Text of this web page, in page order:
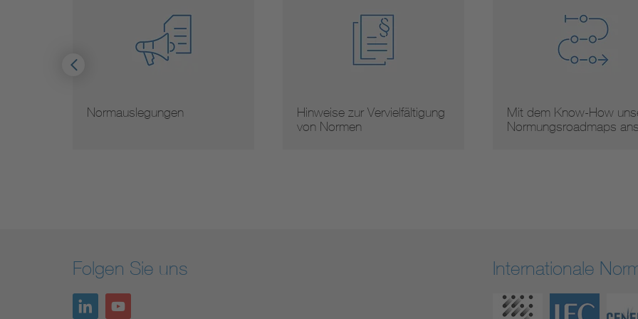
Normauslegungen
Hinweise zur Vervielfältigung
von Normen
Mit dem Know-How
Normungsroadmaps
Folgen Sie uns Internationale